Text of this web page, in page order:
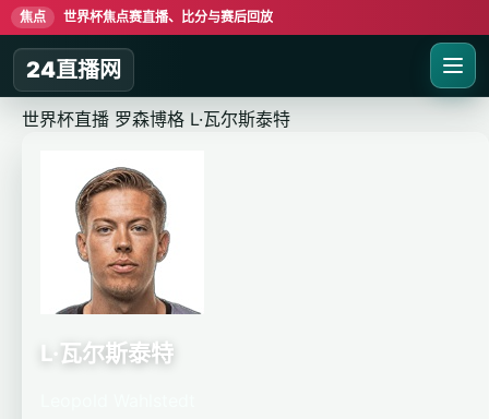
焦点 世界杯焦点赛直播、比分与赛后回放
24直播网
世界杯直播 罗森博格 L·瓦尔斯泰特
L·瓦尔斯泰特